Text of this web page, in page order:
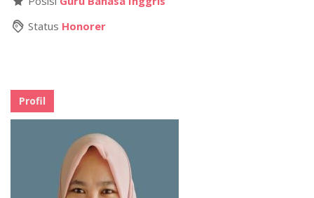
Status Honorer
Profil